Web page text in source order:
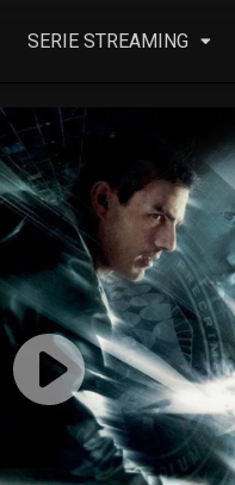
SERIE STREAMING